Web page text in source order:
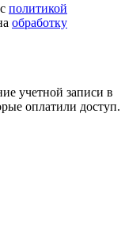
политикой
обработку
учетной записи в
оплатили доступ.